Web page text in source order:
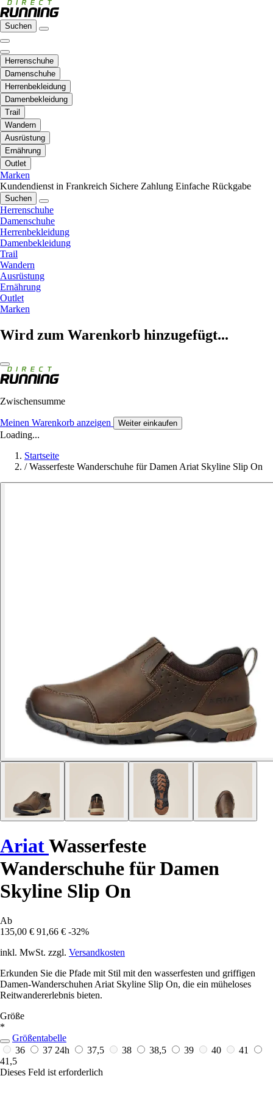
Suchen
Herrenschuhe
Damenschuhe
Herrenbekleidung
Damenbekleidung
Trail
Wandern
Ausrüstung
Ernährung
Outlet
Marken
Kundendienst in Frankreich Sichere Zahlung Einfache Rückgabe
Suchen
Herrenschuhe
Damenschuhe
Herrenbekleidung
Damenbekleidung
Trail
Wandern
Ausrüstung
Ernährung
Outlet
Marken
Wird zum Warenkorb hinzugefügt...
Zwischensumme
Meinen Warenkorb anzeigen Weiter einkaufen
Loading...
Startseite
/ Wasserfeste Wanderschuhe für Damen Ariat Skyline Slip On
AriatWasserfeste
Wanderschuhe für Damen
Skyline Slip On
Ab
135,00 € 91,66 € -32%
inkl. MwSt. zzgl. Versandkosten
Erkunden Sie die Pfade mit Stil mit den wasserfesten und griffigen
Damen-Wanderschuhen Ariat Skyline Slip On, die ein müheloses
Reitwandererlebnis bieten.
Größe
*
Größentabelle
36
37 24h 37,5 38 38,5 39 40
41
41,5
Dieses Feld ist erforderlich